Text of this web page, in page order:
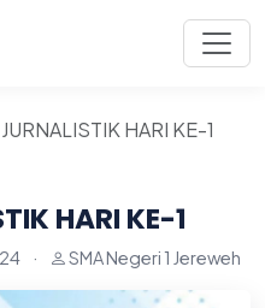
HARI KE-1
HARI KE-1
· SMA Negeri 1 Jereweh